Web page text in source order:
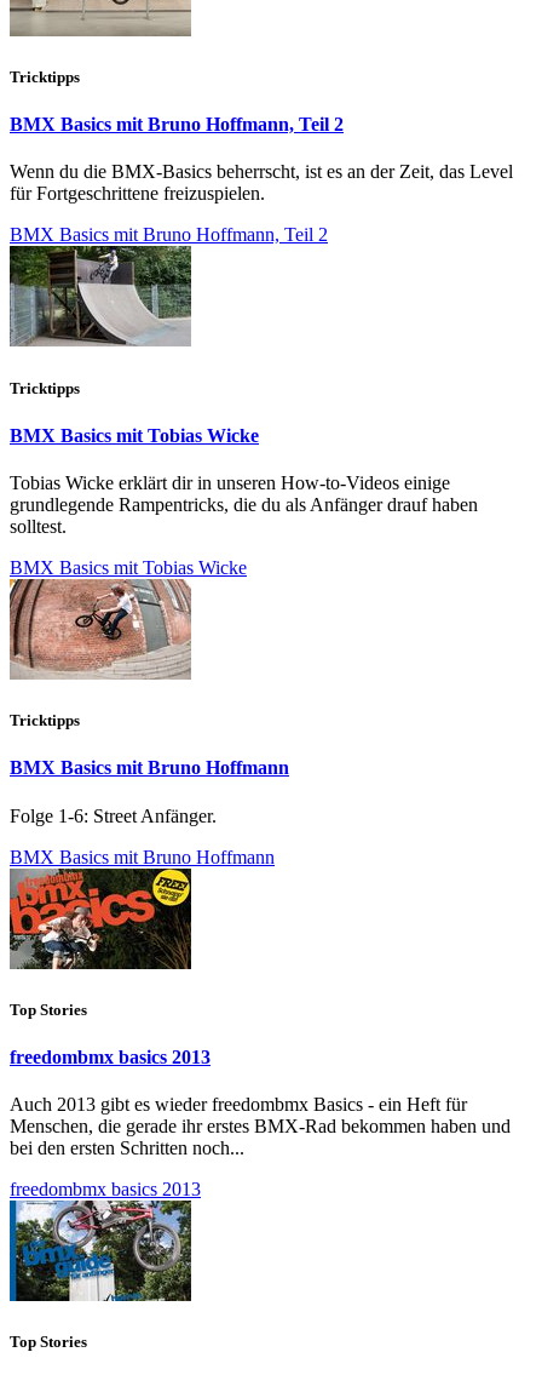
Tricktipps
BMX Basics mit Bruno Hoffmann, Teil 2
Wenn du die BMX-Basics beherrscht, ist es an der Zeit, das Level
für Fortgeschrittene freizuspielen.
BMX Basics mit Bruno Hoffmann, Teil 2
Tricktipps
BMX Basics mit Tobias Wicke
Tobias Wicke erklärt dir in unseren How-to-Videos einige
grundlegende Rampentricks, die du als Anfänger drauf haben
solltest.
BMX Basics mit Tobias Wicke
Tricktipps
BMX Basics mit Bruno Hoffmann
Folge 1-6: Street Anfänger.
BMX Basics mit Bruno Hoffmann
Top Stories
freedombmx basics 2013
Auch 2013 gibt es wieder freedombmx Basics - ein Heft für
Menschen, die gerade ihr erstes BMX-Rad bekommen haben und
bei den ersten Schritten noch...
freedombmx basics 2013
Top Stories